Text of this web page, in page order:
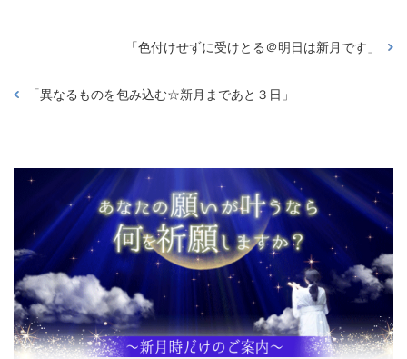
「色付けせずに受けとる＠明日は新月です 」
「異なるものを包み込む☆新月まであと３日 」